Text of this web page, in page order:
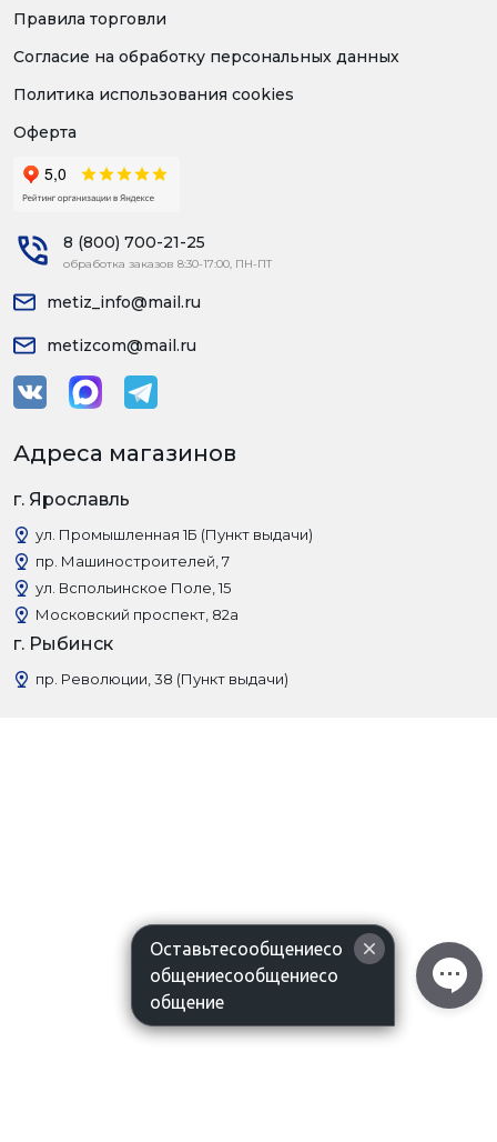
Правила торговли
Согласие на обработку персональных данных
Политика использования cookies
Оферта
8 (800) 700-21-25
обработка заказов 8:30-17:00, ПН-ПТ
metiz_info@mail.ru
metizcom@mail.ru
Адреса магазинов
г. Ярославль
ул. Промышленная 1Б (Пункт выдачи)
пр. Машиностроителей, 7
ул. Вспольинское Поле, 15
Московский проспект, 82а
г. Рыбинск
пр. Революции, 38 (Пункт выдачи)
Оставьтесообщениесо
общениесообщениесо
общение